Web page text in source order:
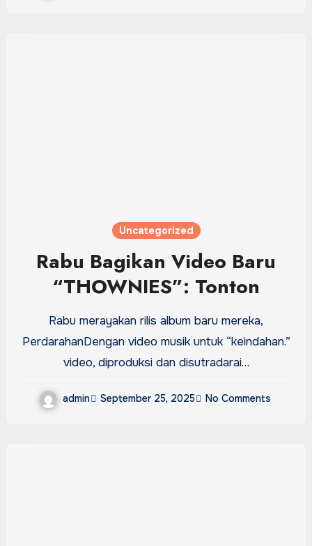
Uncategorized
Rabu Bagikan Video Baru
“THOWNIES”: Tonton
Rabu merayakan rilis album baru mereka,
PerdarahanDengan video musik untuk “keindahan.”
video, diproduksi dan disutradarai…
admin September 25, 2025 No Comments